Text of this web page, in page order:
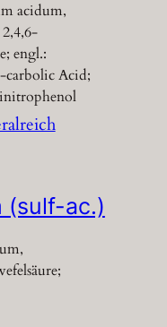
acidum,
engl.:
Acid;
(sulf-ac.)